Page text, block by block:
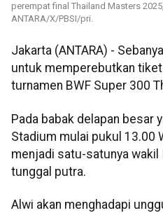
perempat final Thailand Masters
ANTARA/X/PBSI/pri.
Jakarta (ANTARA) -
untuk memperebutkan
turnamen BWF Super 300
Pada babak delapan besar
Stadium mulai pukul 13.00
menjadi satu-satunya
tunggal putra.
Alwi akan menghadapi